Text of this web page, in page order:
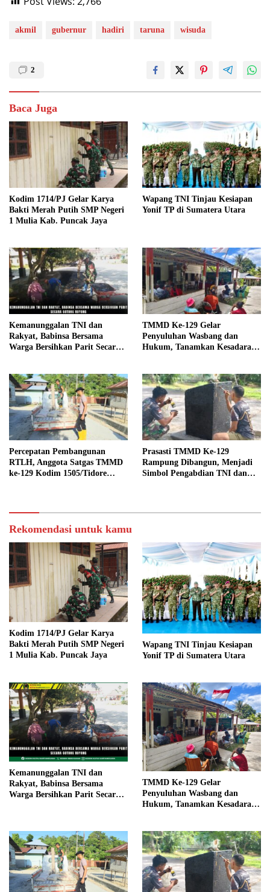
akmil gubernur hadiri taruna wisuda
2
Baca Juga
Kodim 1714/PJ Gelar Karya
Bakti Merah Putih SMP Negeri
1 Mulia Kab. Puncak Jaya
Wapang TNI Tinjau Kesiapan
Yonif TP di Sumatera Utara
Kemanunggalan TNI dan
Rakyat, Babinsa Bersama
Warga Bersihkan Parit Secara
TMMD Ke-129 Gelar
Penyuluhan Wasbang dan
Hukum, Tanamkan Kesadaran
Percepatan Pembangunan
RTLH, Anggota Satgas TMMD
ke-129 Kodim 1505/Tidore
Prasasti TMMD Ke-129
Rampung Dibangun, Menjadi
Simbol Pengabdian TNI dan
Rekomendasi untuk kamu
Kodim 1714/PJ Gelar Karya
Bakti Merah Putih SMP Negeri
1 Mulia Kab. Puncak Jaya
Wapang TNI Tinjau Kesiapan
Yonif TP di Sumatera Utara
Kemanunggalan TNI dan
Rakyat, Babinsa Bersama
Warga Bersihkan Parit Secara
TMMD Ke-129 Gelar
Penyuluhan Wasbang dan
Hukum, Tanamkan Kesadaran